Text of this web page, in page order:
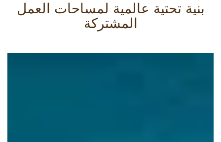
بنية تحتية عالمية لمساحات العمل
المشتركة